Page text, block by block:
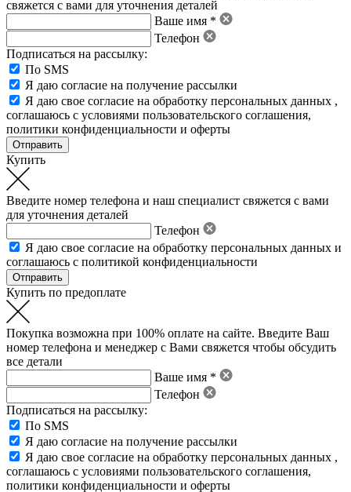
свяжется с вами для уточнения деталей
Ваше имя *
Телефон
Подписаться на рассылку:
По SMS
Я даю согласие на получение рассылки
Я даю свое согласие на обработку персональных данных ,
соглашаюсь с условиями пользовательского соглашения,
политики конфиденциальности и оферты
Купить
Введите номер телефона и наш специалист свяжется с вами
для уточнения деталей
Телефон
Я даю свое согласие на обработку персональных данных и
соглашаюсь с политикой конфиденциальности
Купить по предоплате
Покупка возможна при 100% оплате на сайте. Введите Ваш
номер телефона и менеджер с Вами свяжется чтобы обсудить
все детали
Ваше имя *
Телефон
Подписаться на рассылку:
По SMS
Я даю согласие на получение рассылки
Я даю свое согласие на обработку персональных данных ,
соглашаюсь с условиями пользовательского соглашения,
политики конфиденциальности и оферты